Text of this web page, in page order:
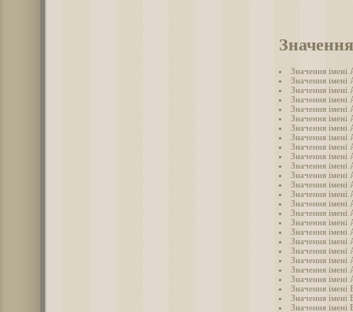
Значення імені
Значення імені
Значення імені
Значення імені
Значення імені
Значення імені
Значення імені
Значення імені
Значення імені
Значення імені
Значення імені
Значення імені
Значення імені
Значення імені
Значення імені
Значення імені
Значення імені
Значення імені
Значення імені
Значення імені
Значення імені
Значення імені
Значення імені
Значення імені
Значення імені
Значення імені